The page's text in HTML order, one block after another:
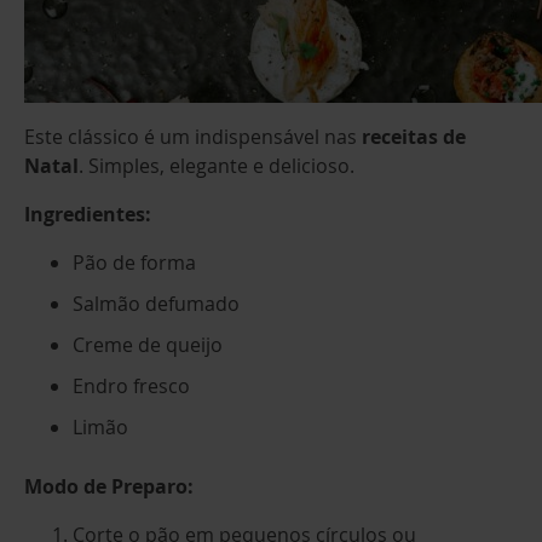
Este clássico é um indispensável nas receitas de
Natal. Simples, elegante e delicioso.
Ingredientes:
Pão de forma
Salmão defumado
Creme de queijo
Endro fresco
Limão
Modo de Preparo:
Corte o pão em pequenos círculos ou